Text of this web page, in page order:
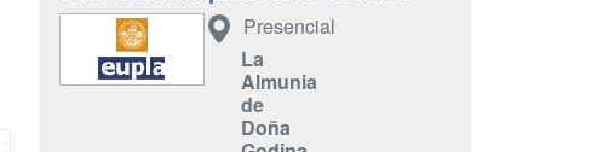
Presencial
La
Almunia
de
Doña